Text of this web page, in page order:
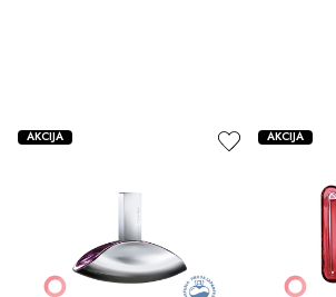
AKCIJA AKCIJA